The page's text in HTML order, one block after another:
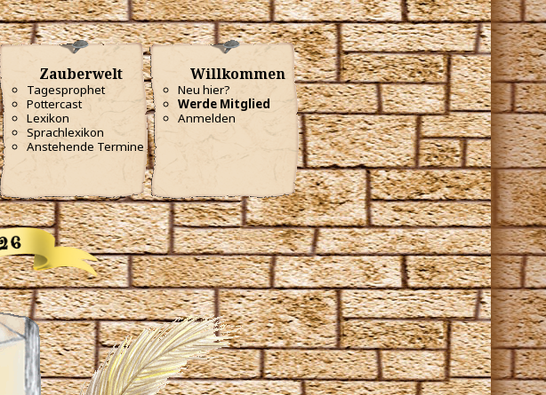
Zauberwelt
Tagesprophet
Pottercast
Lexikon
Sprachlexikon
Anstehende Termine
Willkommen
Neu hier?
Werde Mitglied
Anmelden